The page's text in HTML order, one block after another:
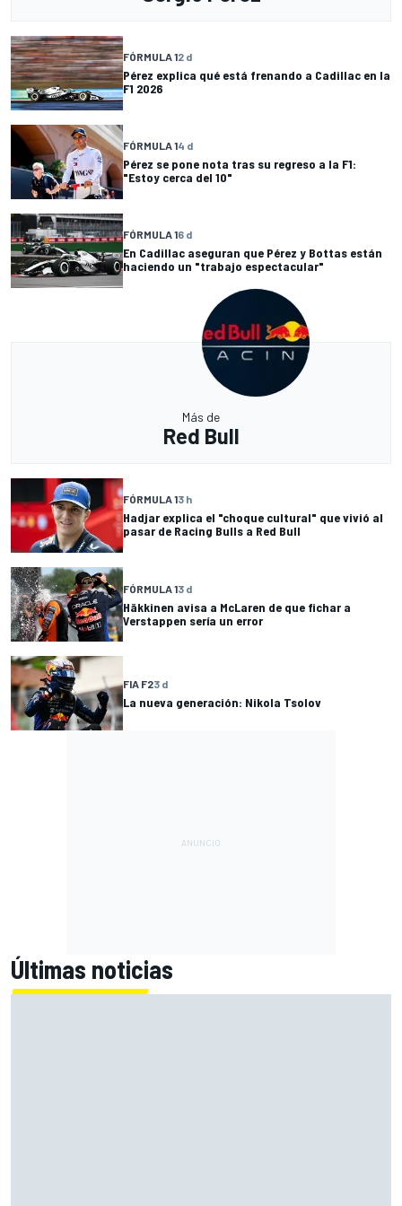
FÓRMULA 12 d
Pérez explica qué está frenando a Cadillac en la
F1 2026
FÓRMULA 14 d
Pérez se pone nota tras su regreso a la F1:
"Estoy cerca del 10"
FÓRMULA 16 d
En Cadillac aseguran que Pérez y Bottas están
haciendo un "trabajo espectacular"
Más de
Red Bull
FÓRMULA 13 h
Hadjar explica el "choque cultural" que vivió al
pasar de Racing Bulls a Red Bull
FÓRMULA 13 d
Häkkinen avisa a McLaren de que fichar a
Verstappen sería un error
FIA F23 d
La nueva generación: Nikola Tsolov
Últimas noticias